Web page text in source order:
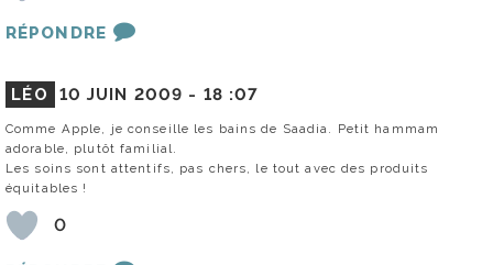
RÉPONDRE
LÉO 10 JUIN 2009 - 18 :07
Comme Apple, je conseille les bains de Saadia. Petit hammam
adorable, plutôt familial.
Les soins sont attentifs, pas chers, le tout avec des produits
équitables !
0